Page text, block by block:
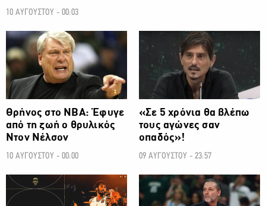
10 ΑΥΓΟΥΣΤΟΥ - 00:03
Θρήνος στο ΝΒΑ: Έφυγε
από τη ζωή ο θρυλικός
Ντον Νέλσον
10 ΑΥΓΟΥΣΤΟΥ - 00:00
«Σε 5 χρόνια θα βλέπω
τους αγώνες σαν
οπαδός»!
09 ΑΥΓΟΥΣΤΟΥ - 23:57
ΜΠΑΣΚΕΤ ΜΠΑΣΚΕΤ